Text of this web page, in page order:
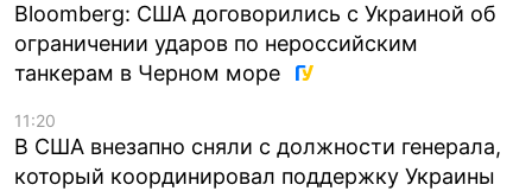
Bloomberg: США договорились с Украиной об
ограничении ударов по нероссийским
танкерам в Черном море
11:20
В США внезапно сняли с должности генерала,
который координировал поддержку Украины